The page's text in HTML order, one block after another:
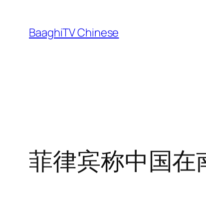
content
BaaghiTV Chinese
菲律宾称中国